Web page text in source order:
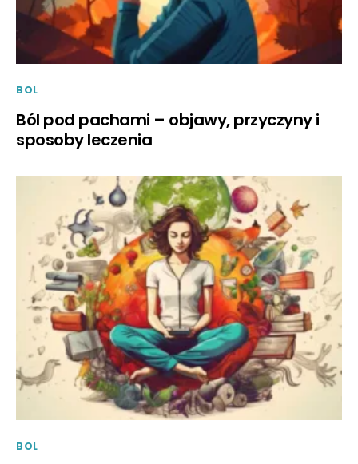
BOL
Ból pod pachami – objawy, przyczyny i
sposoby leczenia
BOL